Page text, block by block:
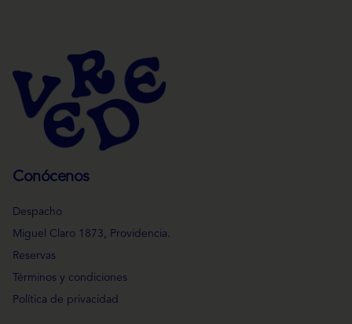
Conócenos
Despacho
Miguel Claro 1873, Providencia.
Reservas
Términos y condiciones
Política de privacidad